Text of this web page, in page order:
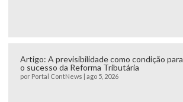
Artigo: A previsibilidade como condição para
o sucesso da Reforma Tributária
por Portal ContNews | ago 5, 2026